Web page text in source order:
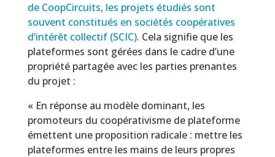
de CoopCircuits, les projets étudiés sont
souvent constitués en sociétés coopératives
d’intérêt collectif (SCIC). Cela signifie que les
plateformes sont gérées dans le cadre d’une
propriété partagée avec les parties prenantes
du projet :
« En réponse au modèle dominant, les
promoteurs du coopérativisme de plateforme
émettent une proposition radicale : mettre les
plateformes entre les mains de leurs propres